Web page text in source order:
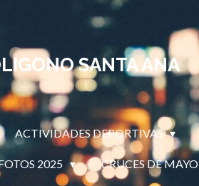
SANTA ANA
ACTIVIDADES DEPORTIVAS
2025 CRUCES DE MAYO